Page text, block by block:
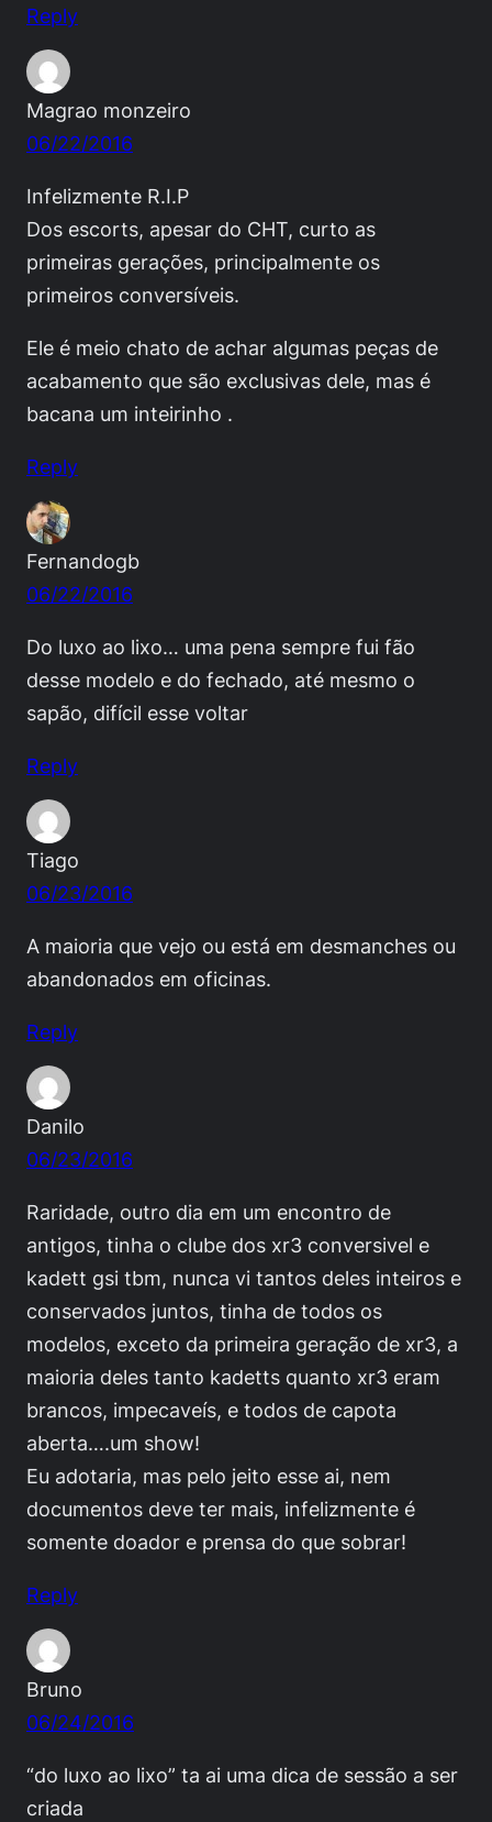
Reply
Magrao monzeiro
06/22/2016
Infelizmente R.I.P
Dos escorts, apesar do CHT, curto as
primeiras gerações, principalmente os
primeiros conversíveis.
Ele é meio chato de achar algumas peças de
acabamento que são exclusivas dele, mas é
bacana um inteirinho .
Reply
Fernandogb
06/22/2016
Do luxo ao lixo… uma pena sempre fui fão
desse modelo e do fechado, até mesmo o
sapão, difícil esse voltar
Reply
Tiago
06/23/2016
A maioria que vejo ou está em desmanches ou
abandonados em oficinas.
Reply
Danilo
06/23/2016
Raridade, outro dia em um encontro de
antigos, tinha o clube dos xr3 conversivel e
kadett gsi tbm, nunca vi tantos deles inteiros e
conservados juntos, tinha de todos os
modelos, exceto da primeira geração de xr3, a
maioria deles tanto kadetts quanto xr3 eram
brancos, impecaveís, e todos de capota
aberta….um show!
Eu adotaria, mas pelo jeito esse ai, nem
documentos deve ter mais, infelizmente é
somente doador e prensa do que sobrar!
Reply
Bruno
06/24/2016
“do luxo ao lixo” ta ai uma dica de sessão a ser
criada